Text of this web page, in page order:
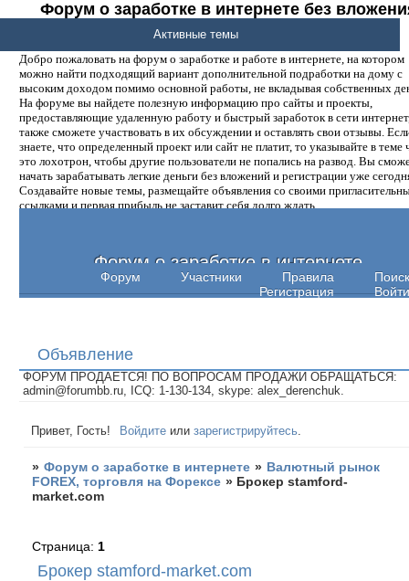
Форум о заработке в интернете без
денег.
Добро пожаловать на форум о заработке и работе в интернете, на котором
можно найти подходящий вариант дополнительной подработки на дому с
высоким доходом помимо основной работы, не вкладывая собственных
На форуме вы найдете полезную информацию про сайты и проекты,
предоставляющие удаленную работу и быстрый заработок в сети
также сможете участвовать в их обсуждении и оставлять свои отзывы.
знаете, что определенный проект или сайт не платит, то указывайте в теме
это лохотрон, чтобы другие пользователи не попались на развод. Вы
начать зарабатывать легкие деньги без вложений и регистрации уже
Создавайте новые темы, размещайте объявления со своими
ссылками и первая прибыль не заставит себя долго ждать.
Форум о заработке в интернете
Форум Участники Правила
Поиск
Регистрация
Войти
Активные темы
Объявление
ФОРУМ ПРОДАЕТСЯ! ПО ВОПРОСАМ ПРОДАЖИ ОБРАЩАТЬСЯ:
admin@forumbb.ru, ICQ: 1-130-134, skype: alex_derenchuk.
Привет, Гость! Войдите илизарегистрируйтесь
» Форум о заработке в интернете » Валютный рынок
FOREX, торговля на Форексе » Брокер stamford-
market.com
Брокер stamford-market.com
Страница: 1